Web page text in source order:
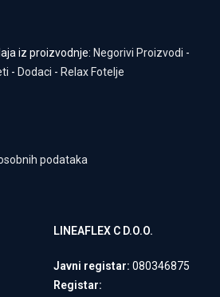
iz proizvodnje: Negorivi Proizvodi -
- Dodaci - Relax Fotelje
podataka
LINEAFLEX C D.O.O.
Javni registar: 080346875
Registar: